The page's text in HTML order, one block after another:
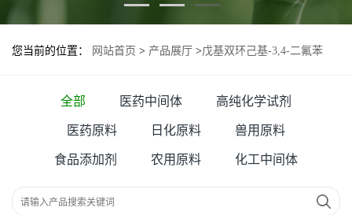
您当前的位置： 网站首页 > 产品展厅 >戊基双环己基-3,4-二氟苯
全部 医药中间体 高纯化学试剂
医药原料 日化原料 兽用原料
食品添加剂 农用原料 化工中间体